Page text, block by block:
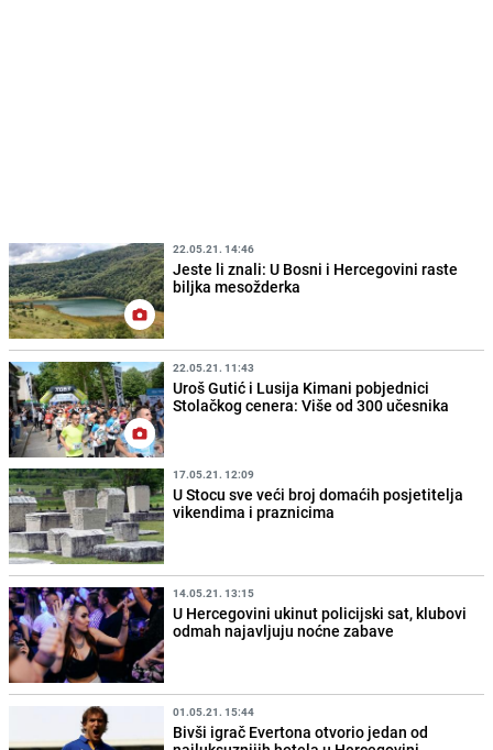
22.05.21. 14:46
Jeste li znali: U Bosni i Hercegovini raste
biljka mesožderka
22.05.21. 11:43
Uroš Gutić i Lusija Kimani pobjednici
Stolačkog cenera: Više od 300 učesnika
17.05.21. 12:09
U Stocu sve veći broj domaćih posjetitelja
vikendima i praznicima
14.05.21. 13:15
U Hercegovini ukinut policijski sat, klubovi
odmah najavljuju noćne zabave
01.05.21. 15:44
Bivši igrač Evertona otvorio jedan od